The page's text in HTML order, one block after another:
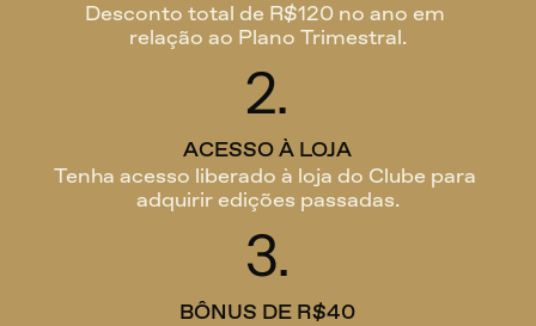
Desconto total de R$120 no ano em
relação ao Plano Trimestral.
2.
ACESSO À LOJA
Tenha acesso liberado à loja do Clube para
adquirir edições passadas.
3.
BÔNUS DE R$40